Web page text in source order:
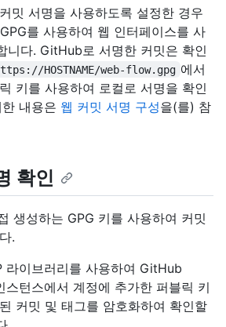
밋 서명을 사용하도록 설정한 경우
를 사용하여 웹 인터페이스를 사
니다. GitHub로 서명한 커밋은 확인
HOSTNAME/web-flow.gpg 에서
키를 사용하여 로컬로 서명을 확인
내용은 웹 커밋 서명 구성을(를) 참
확인
생성하는 GPG 키를 사용하여 커밋
.
라이브러리를 사용하여 GitHub
턴스에서 계정에 추가한 퍼블릭 키
커밋 및 태그를 암호화하여 확인할